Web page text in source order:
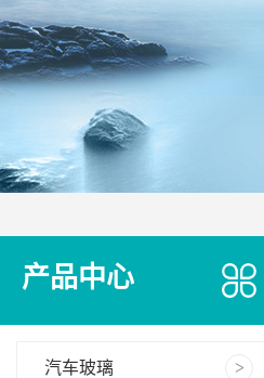
产品中心
汽车玻璃